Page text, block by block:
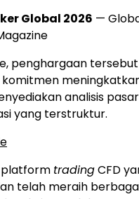
Global 2026 —
penghargaan tersebut
analisis
yang terstruktur.
platform tradingCFD
telah meraih